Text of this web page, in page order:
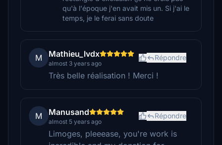
qu'à l'époque j'en avait mis un. Si j'ai le
temps, je le ferai sans doute
M Mathieu_lvdx
almost 3 years ago
Répondre
Très belle réalisation ! Merci !
M Manusand
almost 5 years ago
Répondre
Limoges, pleeease, you're work is